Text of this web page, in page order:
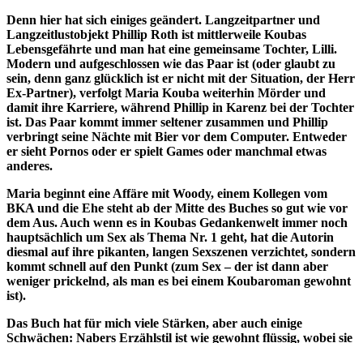
Denn hier hat sich einiges geändert. Langzeitpartner und
Langzeitlustobjekt Phillip Roth ist mittlerweile Koubas
Lebensgefährte und man hat eine gemeinsame Tochter, Lilli.
Modern und aufgeschlossen wie das Paar ist (oder glaubt zu
sein, denn ganz glücklich ist er nicht mit der Situation, der Herr
Ex-Partner), verfolgt Maria Kouba weiterhin Mörder und
damit ihre Karriere, während Phillip in Karenz bei der Tochter
ist. Das Paar kommt immer seltener zusammen und Phillip
verbringt seine Nächte mit Bier vor dem Computer. Entweder
er sieht Pornos oder er spielt Games oder manchmal etwas
anderes.
Maria beginnt eine Affäre mit Woody, einem Kollegen vom
BKA und die Ehe steht ab der Mitte des Buches so gut wie vor
dem Aus. Auch wenn es in Koubas Gedankenwelt immer noch
hauptsächlich um Sex als Thema Nr. 1 geht, hat die Autorin
diesmal auf ihre pikanten, langen Sexszenen verzichtet, sondern
kommt schnell auf den Punkt (zum Sex – der ist dann aber
weniger prickelnd, als man es bei einem Koubaroman gewohnt
ist).
Das Buch hat für mich viele Stärken, aber auch einige
Schwächen: Nabers Erzählstil ist wie gewohnt flüssig, wobei sie